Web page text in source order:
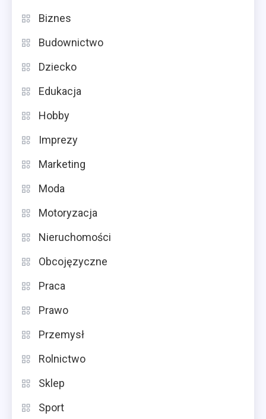
Biznes
Budownictwo
Dziecko
Edukacja
Hobby
Imprezy
Marketing
Moda
Motoryzacja
Nieruchomości
Obcojęzyczne
Praca
Prawo
Przemysł
Rolnictwo
Sklep
Sport